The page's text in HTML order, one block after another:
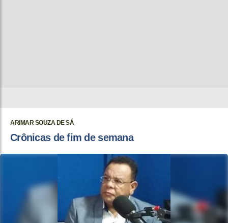
ARIMAR SOUZA DE SÁ
Crônicas de fim de semana